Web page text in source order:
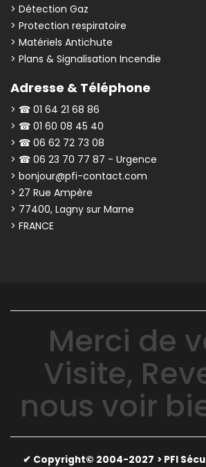
> Détection Gaz
> Protection respiratoire
> Matériels Antichute
> Plans & Signalisation Incendie
Adresse & Téléphone
> ☎ 01 64 21 68 86
> ☎ 01 60 08 45 40
> ☎ 06 62 72 73 08
> ☎ 06 23 70 77 87 - Urgence
> bonjour@pfi-contact.com
> 27 Rue Ampère
> 77400, Lagny sur Marne
> FRANCE
Merci de
Visite,
nous voir
✔ Copyright© 2004-2027 > PFI